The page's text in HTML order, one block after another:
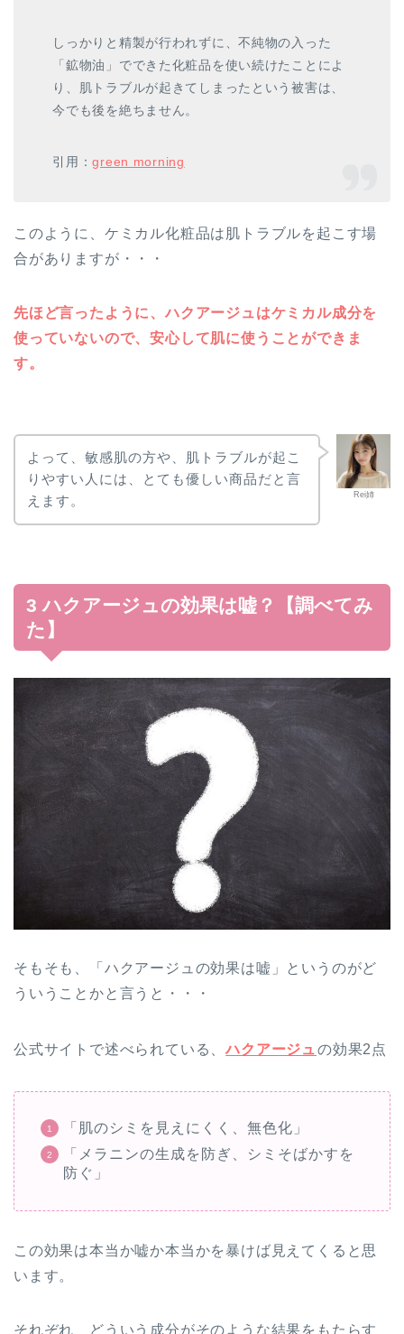
しっかりと精製が行われずに、不純物の入った
「鉱物油」でできた化粧品を使い続けたことによ
り、肌トラブルが起きてしまったという被害は、
今でも後を絶ちません。
引用：green morning
このように、ケミカル化粧品は肌トラブルを起こす場
合がありますが・・・
先ほど言ったように、ハクアージュはケミカル成分を
使っていないので、安心して肌に使うことができま
す。
Rei姉
よって、敏感肌の方や、肌トラブルが起こ
りやすい人には、とても優しい商品だと言
えます。
3 ハクアージュの効果は嘘？【調べてみ
た】
そもそも、「ハクアージュの効果は嘘」というのがど
ういうことかと言うと・・・
公式サイトで述べられている、ハクアージュ の効果2点
「肌のシミを見えにくく、無色化」
「メラニンの生成を防ぎ、シミそばかすを
防ぐ」
この効果は本当か嘘か本当かを暴けば見えてくると思
います。
それぞれ、どういう成分がそのような結果をもたらす